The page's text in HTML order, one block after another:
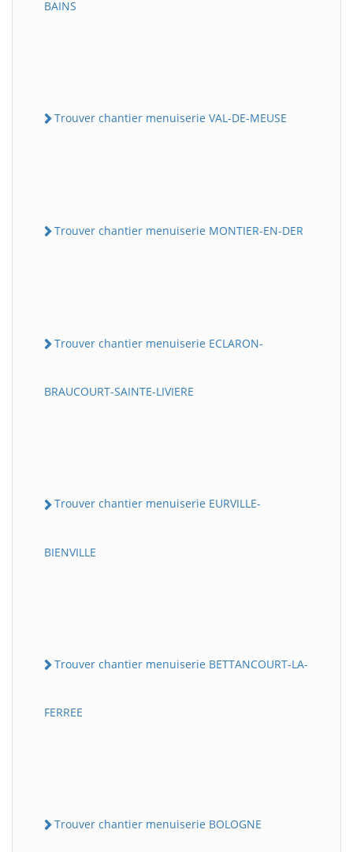
BAINS
Trouver chantier menuiserie VAL-DE-MEUSE
Trouver chantier menuiserie MONTIER-EN-DER
Trouver chantier menuiserie ECLARON-
BRAUCOURT-SAINTE-LIVIERE
Trouver chantier menuiserie EURVILLE-
BIENVILLE
Trouver chantier menuiserie BETTANCOURT-LA-
FERREE
Trouver chantier menuiserie BOLOGNE